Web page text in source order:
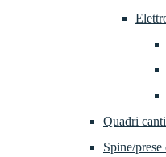
Quadri
Spine/